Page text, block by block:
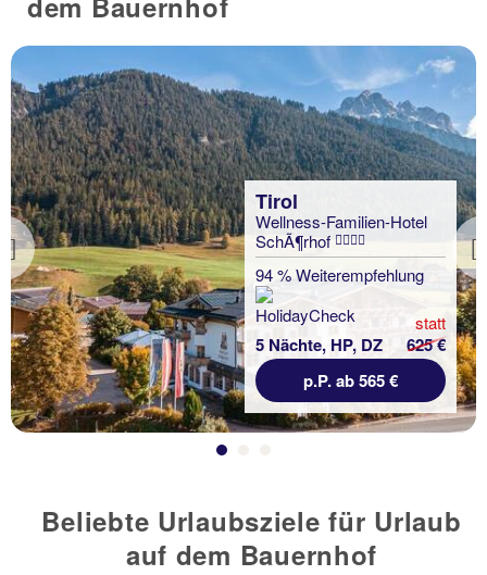
Previous
Tirol
Wellness-Familien-Hotel
SchÃ¶rhof
94 % Weiterempfehlung
5 Nächte, HP, DZ
statt
625 €
p.P. ab 565 €
Beliebte Urlaubsziele für Urlaub
auf dem Bauernhof